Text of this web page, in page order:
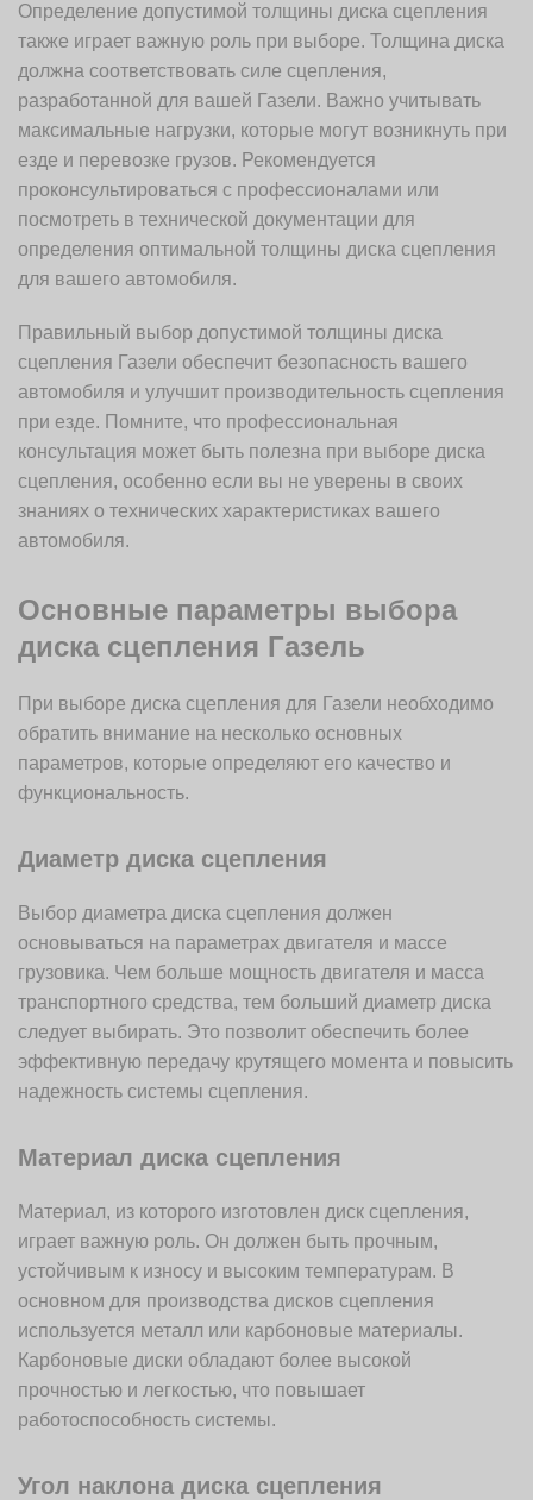
Определение допустимой толщины диска сцепления
также играет важную роль при выборе. Толщина диска
должна соответствовать силе сцепления,
разработанной для вашей Газели. Важно учитывать
максимальные нагрузки, которые могут возникнуть при
езде и перевозке грузов. Рекомендуется
проконсультироваться с профессионалами или
посмотреть в технической документации для
определения оптимальной толщины диска сцепления
для вашего автомобиля.
Правильный выбор допустимой толщины диска
сцепления Газели обеспечит безопасность вашего
автомобиля и улучшит производительность сцепления
при езде. Помните, что профессиональная
консультация может быть полезна при выборе диска
сцепления, особенно если вы не уверены в своих
знаниях о технических характеристиках вашего
автомобиля.
Основные параметры выбора
диска сцепления Газель
При выборе диска сцепления для Газели необходимо
обратить внимание на несколько основных
параметров, которые определяют его качество и
функциональность.
Диаметр диска сцепления
Выбор диаметра диска сцепления должен
основываться на параметрах двигателя и массе
грузовика. Чем больше мощность двигателя и масса
транспортного средства, тем больший диаметр диска
следует выбирать. Это позволит обеспечить более
эффективную передачу крутящего момента и повысить
надежность системы сцепления.
Материал диска сцепления
Материал, из которого изготовлен диск сцепления,
играет важную роль. Он должен быть прочным,
устойчивым к износу и высоким температурам. В
основном для производства дисков сцепления
используется металл или карбоновые материалы.
Карбоновые диски обладают более высокой
прочностью и легкостью, что повышает
работоспособность системы.
Угол наклона диска сцепления